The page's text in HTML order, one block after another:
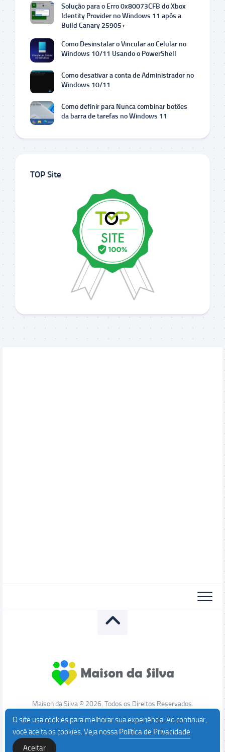
Solução para o Erro 0x80073CFB do Xbox
Identity Provider no Windows 11 após a
Build Canary 25905+
Como Desinstalar o Vincular ao Celular no
Windows 10/11 Usando o PowerShell
Como desativar a conta de Administrador no
Windows 10/11
Como definir para Nunca combinar botões
da barra de tarefas no Windows 11
TOP Site
Maison da Silva © 2026. Todos os Direitos Reservados.
O site usa cookies para melhorar sua experiência. Ao continuar,
você aceita os cookies. Veja nossaPolítica de Privacidade.
Aceitar